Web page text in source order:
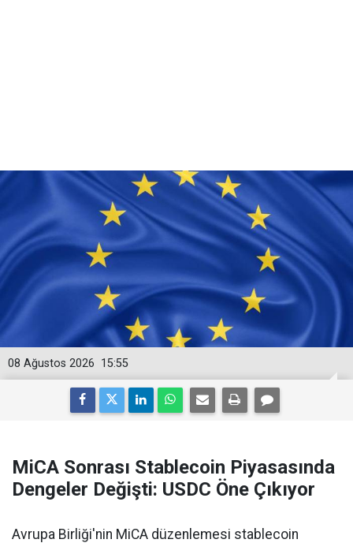
15:55
08 Ağustos 2026
MiCA Sonrası Stablecoin Piyasasında
Dengeler Değişti: USDC Öne Çıkıyor
Avrupa Birliği'nin MiCA düzenlemesi stablecoin